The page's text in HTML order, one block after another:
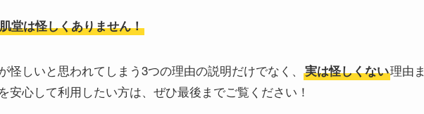
堂は怪しくありません！
怪しいと思われてしまう3つの理由の説明だけでなく、 実は怪しくない理由ま
安心して利用したい方は、ぜひ最後までご覧ください！